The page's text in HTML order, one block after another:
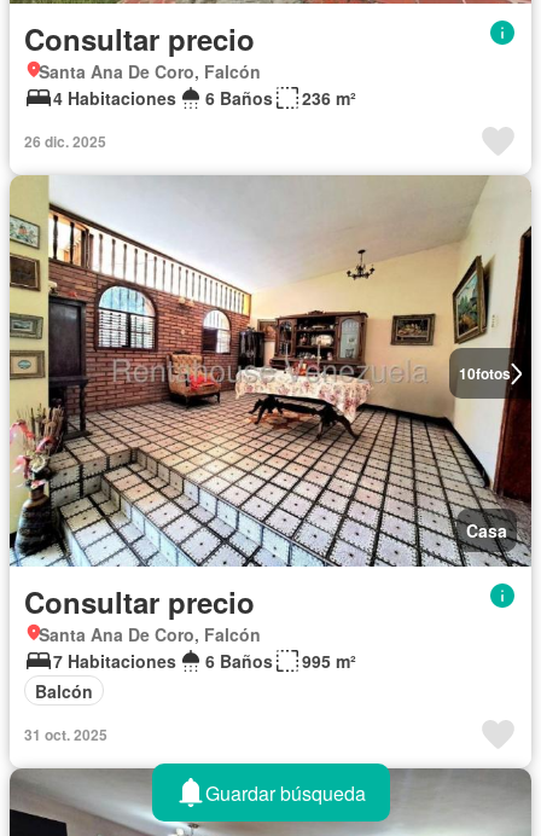
Consultar precio
Santa Ana De Coro, Falcón
4 Habitaciones
6 Baños 236 m²
26 dic. 2025
10fotos
Casa
Consultar precio
Santa Ana De Coro, Falcón
7 Habitaciones
6 Baños
995 m²
Balcón
31 oct. 2025
Guardar búsqueda